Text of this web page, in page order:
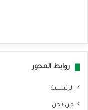
روابط المحور
الرئيسية
من نحن